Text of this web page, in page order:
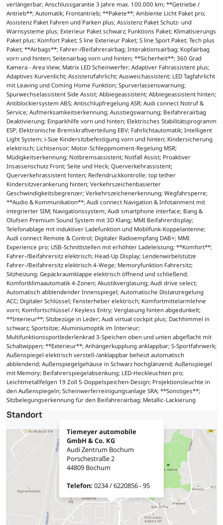
verlängerbar; Anschlussgarantie 3 Jahre max. 100.000 km; **Getriebe /
Antrieb**; Automatik; Frontantrieb; **Pakete**; Ambiente Licht Paket pro;
Assistenz Paket Fahren und Parken plus; Assistenz Paket Schutz- und
Warnsysteme plus; Exterieur Paket schwarz; Funktions Paket; Klimatisierungs
Paket plus; Komfort Paket; S line Exterieur Paket; S line Sport Paket; Tech plus
Paket; **Airbags**; Fahrer-/Beifahrerairbag; Interaktionsairbag; Kopfairbag
vorn und hinten; Seitenairbag vorn und hinten; **Sicherheit**; 360 Grad
Kamera - Area View; Matrix LED Scheinwerfer; Adaptiver Fahrassistent plus;
Adaptives Kurvenlicht; Assistenzfahrlicht; Ausweichassistent; LED Tagfahrlicht
mit Leaving und Coming Home Funktion; Spurverlassenswarnung;
Spurwechselassistent Side Assist; Abbiegeassistent; Abbiegeassistent hinten;
Antiblockiersystem ABS; Antischlupfregelung ASR; Audi connect Notruf &
Service; Aufmerksamkeitserkennung; Ausstiegswarnung; Beifahrerairbag
Deaktivierung; Einparkhilfe vorn und hinten; Elektrisches Stabilitätsprogramm
ESP; Elektronische Bremskraftverteilung EBV; Fahrlichtautomatik; Intelligent
Light System; i-Size Kindersitzbefestigung vorn und hinten; Kindersicherung
elektrisch; Lichtsensor; Motor-Schleppmoment-Regelung MSR;
Müdigkeitserkennung; Notbremsassistent; Notfall Assist; Proaktiver
Insassenschutz Front; Seite und Heck; Querverkehrassistent;
Querverkehrassistent hinten; Reifendruckkontrolle; top tether
Kindersitzverankerung hinten; Verkehrszeichenbasierter
Geschwindigkeitsbegrenzer; Verkehrszeichenerkennung; Wegfahrsperre;
**Audio & Kommunikation**; Audi connect Navigation & Infotainment mit
integrierter SIM; Navigationssystem; Audi smartphone interface; Bang &
Olufsen Premium Sound System mit 3D Klang; MMI Beifahrerdisplay;
Telefonablage mit induktiver Ladefunktion und Mobilfunk-Koppelantenne;
Audi connect Remote & Control; Digitaler Radioempfang DAB+; MMI
Experience pro; USB-Schnittstellen mit erhöhter Ladeleistung; **Komfort**;
Fahrer-/Beifahrersitz elektrisch; Head-Up Display; Lendenwirbelstütze
Fahrer-/Beifahrersitz elektrisch 4-Wege; Memoryfunktion Fahrersitz;
Sitzheizung; Gepäckraumklappe elektrisch öffnend und schließend;
Komfortklimaautomatik 4-Zonen; Akustikverglasung; Audi drive select;
Automatisch abblendender Innenspiegel; Automatische Distanzregelung
ACC; Digitaler Schlüssel; Fensterheber elektrisch; Komfortmittelarmlehne
vorn; Komfortschlüssel / Keyless Entry; Verglasung hinten abgedunkelt;
**Interieur**; Sitzbezüge in Leder; Audi virtual cockpit plus; Dachhimmel in
schwarz; Sportsitze; Aluminiumoptik im Interieur;
Multifunktionssportlederlenkrad 3-Speichen oben und unten abgeflacht mit
Schaltwippen; **Exterieur**; Anhängerkupplung anklappbar; S-Sportfahrwerk;
Außenspiegel elektrisch verstell-/anklappbar beheizt automatisch
abblendend; Außenspiegelgehäuse in Schwarz hochglänzend; Außenspiegel
mit Memory; Beifahrerspiegelabsenkung; LED-Heckleuchten pro;
Leichtmetallfelgen 19 Zoll 5-Doppelspeichen-Design; Projektionsleuchte in
den Außenspiegeln; Scheinwerferreinigungsanlage SRA; **Sonstiges**;
Sitzbelegungserkennung für den Beifahrerairbag; Metallic-Lackierung
Standort
Tiemeyer automobile
GmbH & Co. KG
Audi Zentrum Bochum
Porschestraße 2
44809 Bochum
Telefon: 0234 / 6220856 - 95